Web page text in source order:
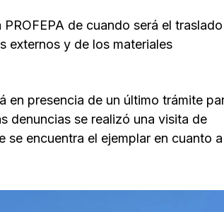
de cuando será el traslado
externos y de los materiales
en presencia de un último trámite
denuncias se realizó una visita de
encuentra el ejemplar en cuanto a